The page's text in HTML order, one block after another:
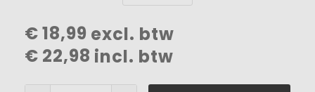
€18,99 excl. btw
€ 22,98 incl. btw